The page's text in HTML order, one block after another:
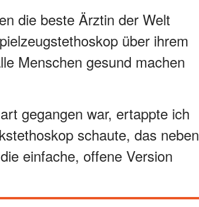
die beste Ärztin der Welt
über ihrem
Menschen gesund machen
gegangen war, ertappte ich
schaute, das neben
einfache, offene Version